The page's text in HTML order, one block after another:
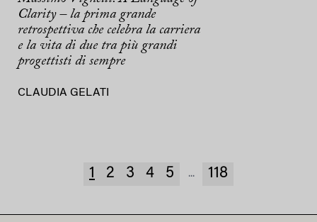
Clarity – la prima grande
retrospettiva che celebra la carriera
e la vita di due tra più grandi
progettisti di sempre
CLAUDIA GELATI
1 2 3 4 5 ... 118